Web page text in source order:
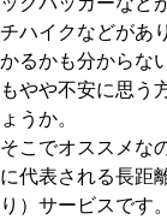
チハイクなどがあ
かるかも分からな
もやや不安に思う
ょうか。
そこでオススメな
に代表される長距
り）サービスです